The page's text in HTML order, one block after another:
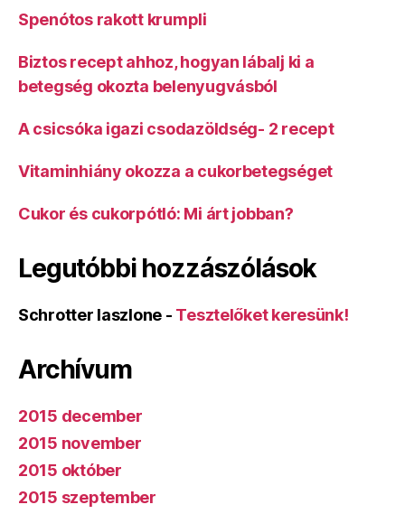
Spenótos rakott krumpli
Biztos recept ahhoz, hogyan lábalj ki a
betegség okozta belenyugvásból
A csicsóka igazi csodazöldség- 2 recept
Vitaminhiány okozza a cukorbetegséget
Cukor és cukorpótló: Mi árt jobban?
Legutóbbi hozzászólások
Schrotter laszlone - Tesztelőket keresünk!
Archívum
2015 december
2015 november
2015 október
2015 szeptember